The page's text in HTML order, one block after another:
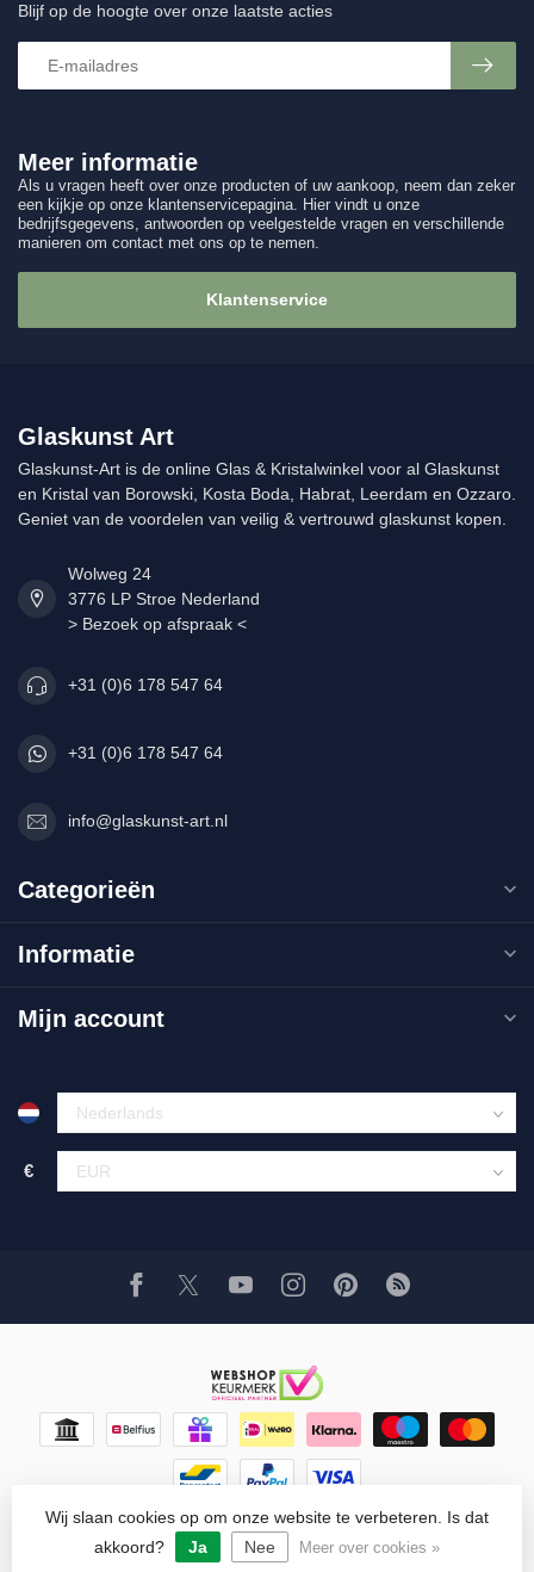
Meer informatie
Als u vragen heeft over onze producten of uw aankoop, neem dan zeker
een kijkje op onze klantenservicepagina. Hier vindt u onze
bedrijfsgegevens, antwoorden op veelgestelde vragen en verschillende
manieren om contact met ons op te nemen.
Klantenservice
Blijf op de hoogte over onze laatste acties
Glaskunst Art
Glaskunst-Art is de online Glas & Kristalwinkel voor al Glaskunst
en Kristal van Borowski, Kosta Boda, Habrat, Leerdam en Ozzaro.
Geniet van de voordelen van veilig & vertrouwd glaskunst kopen.
Wolweg 24
3776 LP Stroe Nederland
> Bezoek op afspraak <
+31 (0)6 178 547 64
+31 (0)6 178 547 64
info@glaskunst-art.nl
Categorieën
Informatie
Mijn account
€
© Copyright 2026 Glaskunst Art- Powered byLightspeed-
Lightspeed designby Dyvelopment
Wij slaan cookies op om onze website te verbeteren. Is dat
akkoord?
Ja Nee Meer over cookies »